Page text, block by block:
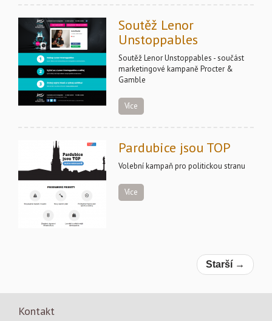
Soutěž Lenor
Unstoppables
Soutěž Lenor Unstoppables - součást
marketingové kampaně Procter &
Gamble
Více
Pardubice jsou TOP
Volební kampaň pro politickou stranu
Více
Starší →
Kontakt